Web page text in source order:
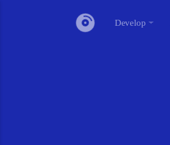
Develop